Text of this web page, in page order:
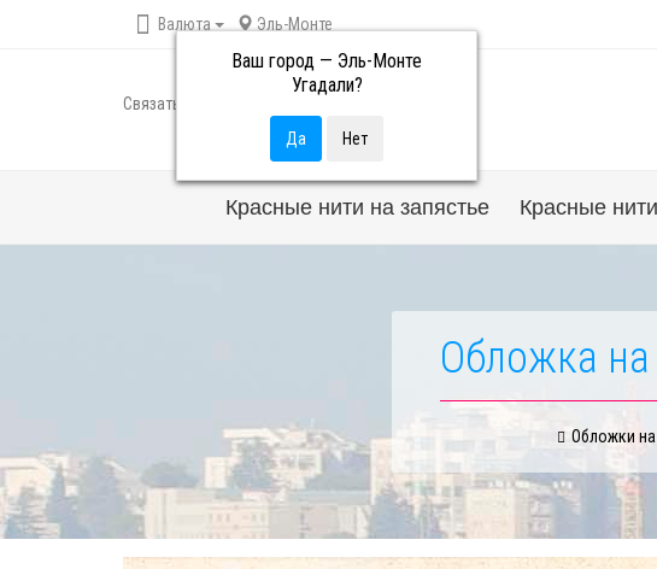
Валюта Эль-Монте
Ваш город — Эль-Монте
Угадали?
Связаться с нами
Красные нити на запястье Красные
Обложка на
Обложки